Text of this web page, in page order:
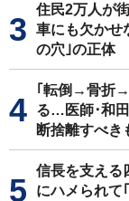
住民2万人が
車にも欠かせ
の穴｣の正体
｢転倒→骨折→
る…医師･和
断捨離すべき
信長を支え
にハメられて